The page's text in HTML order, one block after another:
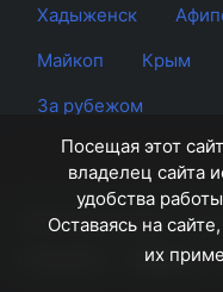
Хадыженск
Майкоп
Крым
За рубежом
Сайт Краснодара
©
Правила
Посещая этот
владелец сайта
удобства
Оставаясь на
их